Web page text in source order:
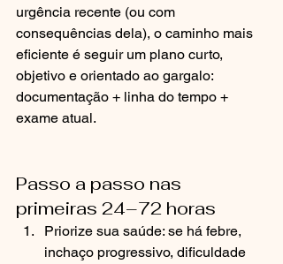
urgência recente (ou com
consequências dela), o caminho mais
eficiente é seguir um plano curto,
objetivo e orientado ao gargalo:
documentação + linha do tempo +
exame atual.
Passo a passo nas
primeiras 24–72 horas
Priorize sua saúde: se há febre,
inchaço progressivo, dificuldade